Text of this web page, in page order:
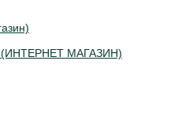
(ИНТЕРНЕТ МАГАЗИН)